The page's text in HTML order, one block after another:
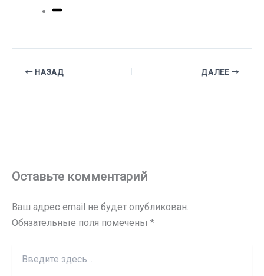
НАЗАД ДАЛЕЕ
Оставьте комментарий
Ваш адрес email не будет опубликован.
Обязательные поля помечены *
здесь...